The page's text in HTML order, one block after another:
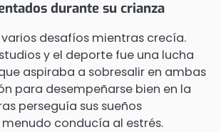
durante su crianza
desafíos mientras crecía.
y el deporte fue una lucha
aspiraba a sobresalir en ambas
para desempeñarse bien en la
perseguía sus sueños
conducía al estrés.